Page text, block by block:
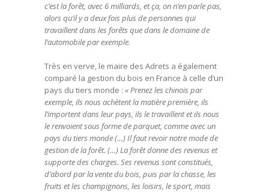
c’est la forêt, avec 6 milliards, et ça, on n’en parle pas,
alors qu’il y a deux fois plus de personnes qui
travaillent dans les forêts que dans le domaine de
l’automobile par exemple.
Très en verve, le maire des Adrets a également
comparé la gestion du bois en France à celle d’un
pays du tiers monde : « Prenez les chinois par
exemple, ils nous achètent la matière première, ils
l’importent dans leur pays, ils le travaillent et ils nous
le renvoient sous forme de parquet, comme avec un
pays du tiers monde (…) Il faut revoir notre mode de
gestion de la forêt. (…) La forêt donne des revenus et
supporte des charges. Ses revenus sont constitués,
d’abord par la vente du bois, puis par la chasse, les
fruits et les champignons, les loisirs, le sport, mais